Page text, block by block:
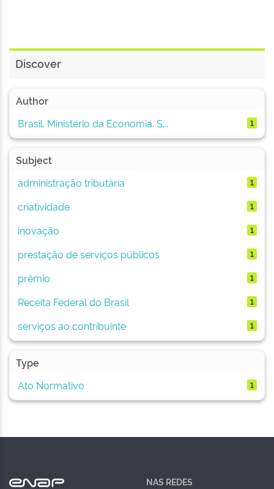
Discover
Author
Brasil. Ministério da Economia. S...
1
Subject
administração tributária
1
criatividade 1
inovação 1
prestação de serviços públicos 1
prêmio 1
Receita Federal do Brasil 1
serviços ao contribuinte 1
Type
Ato Normativo
1
NAS REDES